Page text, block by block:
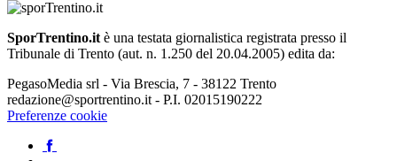
SporTrentino.it è una testata giornalistica registrata presso il
Tribunale di Trento (aut. n. 1.250 del 20.04.2005) edita da:
PegasoMedia srl - Via Brescia, 7 - 38122 Trento
redazione@sportrentino.it - P.I. 02015190222
Preferenze cookie